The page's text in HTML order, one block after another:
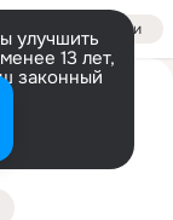
Войти
улучшить
13 лет,
законный